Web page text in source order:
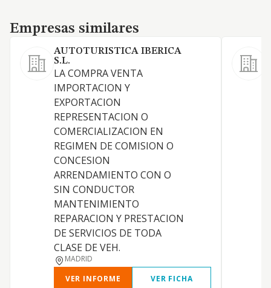
Empresas similares
Empresas similares
AUTOTURISTICA IBERICA
S.L.
LA COMPRA VENTA
IMPORTACION Y
EXPORTACION
REPRESENTACION O
COMERCIALIZACION EN
REGIMEN DE COMISION O
CONCESION
ARRENDAMIENTO CON O
SIN CONDUCTOR
MANTENIMIENTO
REPARACION Y PRESTACION
DE SERVICIOS DE TODA
CLASE DE VEH.
MADRID
VER INFORME
VER FICHA